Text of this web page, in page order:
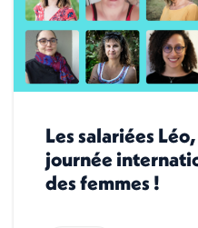
Les salariées
journée
des femmes !